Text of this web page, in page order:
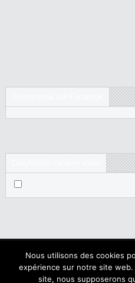
Copyright © 2017
Nous utilisons des cookies
expérience sur notre site
site, nous supposerons